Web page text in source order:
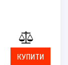
КУПИТИ